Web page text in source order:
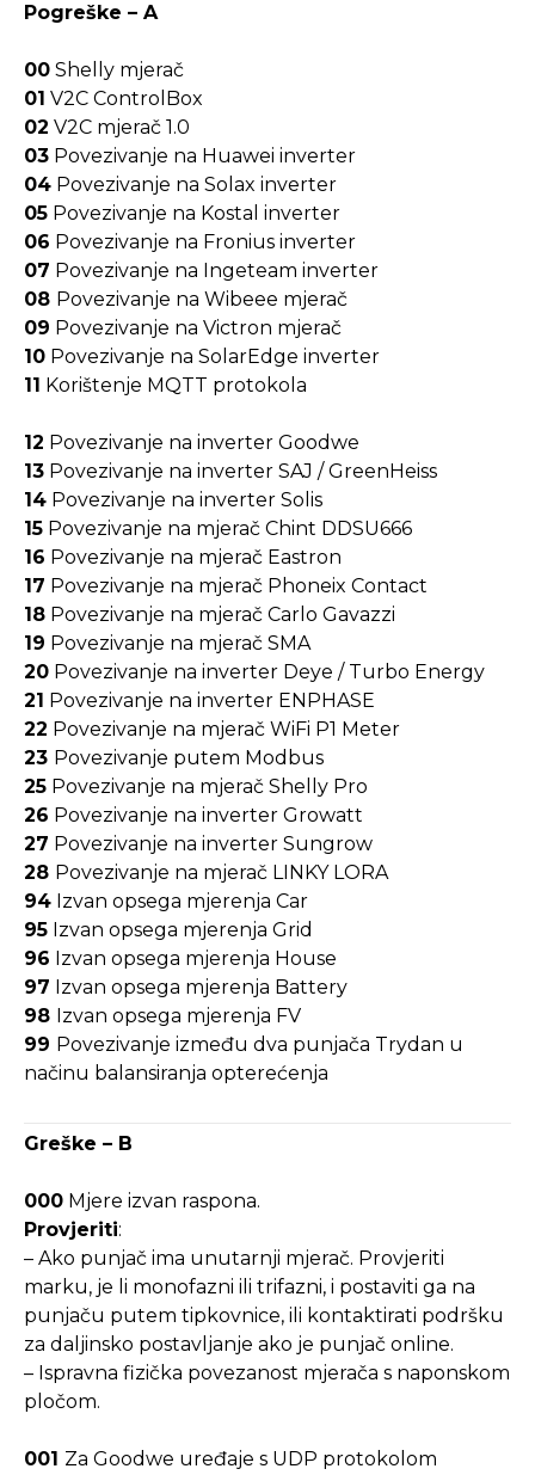
Pogreške – A
00 Shelly mjerač
01 V2C ControlBox
02 V2C mjerač 1.0
03 Povezivanje na Huawei inverter
04 Povezivanje na Solax inverter
05 Povezivanje na Kostal inverter
06 Povezivanje na Fronius inverter
07 Povezivanje na Ingeteam inverter
08 Povezivanje na Wibeee mjerač
09 Povezivanje na Victron mjerač
10 Povezivanje na SolarEdge inverter
11 Korištenje MQTT protokola
12 Povezivanje na inverter Goodwe
13 Povezivanje na inverter SAJ / GreenHeiss
14 Povezivanje na inverter Solis
15 Povezivanje na mjerač Chint DDSU666
16 Povezivanje na mjerač Eastron
17 Povezivanje na mjerač Phoneix Contact
18 Povezivanje na mjerač Carlo Gavazzi
19 Povezivanje na mjerač SMA
20 Povezivanje na inverter Deye / Turbo Energy
21 Povezivanje na inverter ENPHASE
22 Povezivanje na mjerač WiFi P1 Meter
23 Povezivanje putem Modbus
25 Povezivanje na mjerač Shelly Pro
26 Povezivanje na inverter Growatt
27 Povezivanje na inverter Sungrow
28 Povezivanje na mjerač LINKY LORA
94 Izvan opsega mjerenja Car
95 Izvan opsega mjerenja Grid
96 Izvan opsega mjerenja House
97 Izvan opsega mjerenja Battery
98 Izvan opsega mjerenja FV
99 Povezivanje između dva punjača Trydan u
načinu balansiranja opterećenja
Greške – B
000 Mjere izvan raspona.
Provjeriti:
– Ako punjač ima unutarnji mjerač. Provjeriti
marku, je li monofazni ili trifazni, i postaviti ga na
punjaču putem tipkovnice, ili kontaktirati podršku
za daljinsko postavljanje ako je punjač online.
– Ispravna fizička povezanost mjerača s naponskom
pločom.
001 Za Goodwe uređaje s UDP protokolom